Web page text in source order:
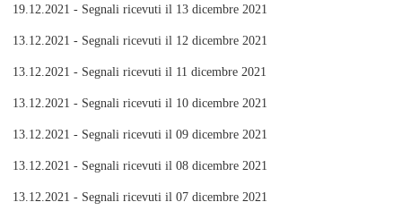
19.12.2021 - Segnali ricevuti il 13 dicembre 2021
13.12.2021 - Segnali ricevuti il 12 dicembre 2021
13.12.2021 - Segnali ricevuti il 11 dicembre 2021
13.12.2021 - Segnali ricevuti il 10 dicembre 2021
13.12.2021 - Segnali ricevuti il 09 dicembre 2021
13.12.2021 - Segnali ricevuti il 08 dicembre 2021
13.12.2021 - Segnali ricevuti il 07 dicembre 2021